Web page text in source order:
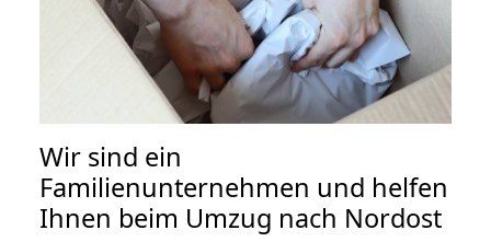
Wir sind ein
Familienunternehmen und helfen
Ihnen beim Umzug nach Nordost